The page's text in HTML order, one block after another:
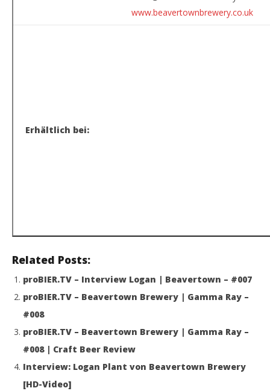
www.beavertownbrewery.co.uk
Erhältlich bei:
Related Posts:
proBIER.TV – Interview Logan | Beavertown – #007
proBIER.TV – Beavertown Brewery | Gamma Ray –
#008
proBIER.TV – Beavertown Brewery | Gamma Ray –
#008 | Craft Beer Review
Interview: Logan Plant von Beavertown Brewery
[HD-Video]